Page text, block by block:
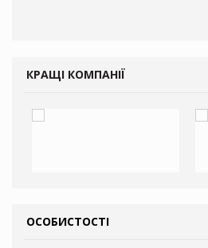
КРАЩІ КОМПАНІЇ
ОСОБИСТОСТІ